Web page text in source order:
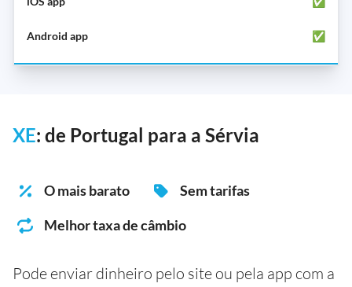
✅
XE: de Portugal para a Sérvia
O mais barato
Sem tarifas
Melhor taxa de câmbio
Pode enviar dinheiro pelo site ou pela app com a